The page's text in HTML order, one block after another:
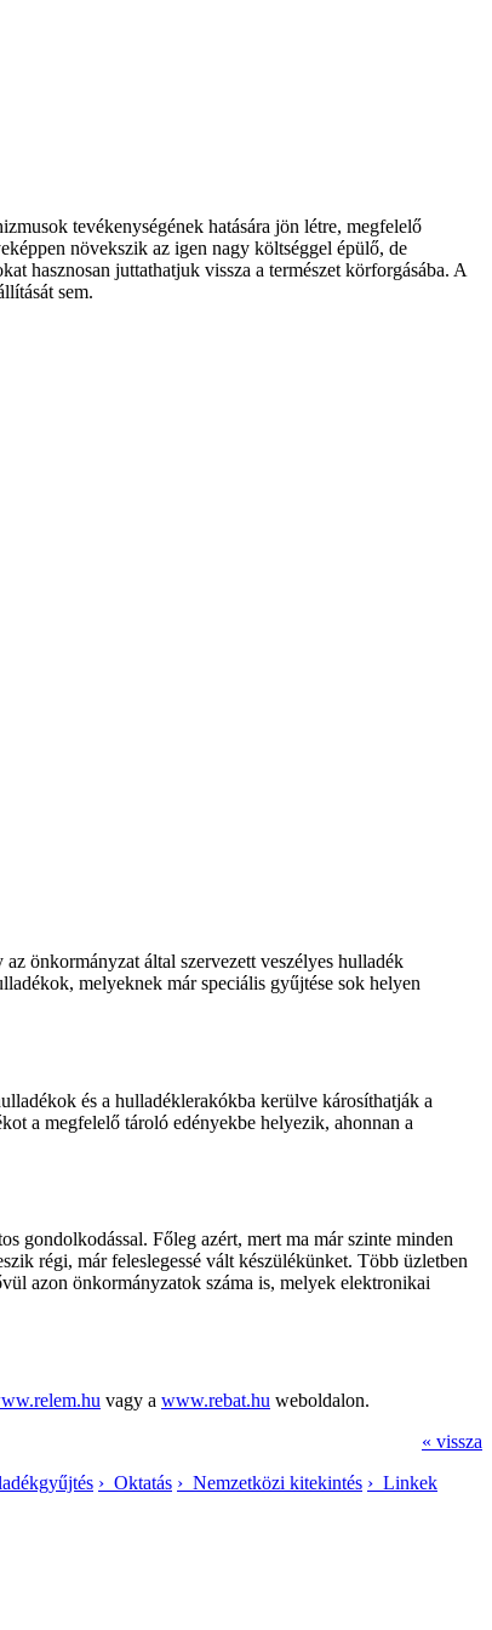
tevékenységének hatására jön létre, megfelelő
növekszik az igen nagy költséggel épülő, de
hasznosan juttathatjuk vissza a természet körforgásába. A
sem.
önkormányzat által szervezett veszélyes hulladék
melyeknek már speciális gyűjtése sok helyen
és a hulladéklerakókba kerülve károsíthatják a
a megfelelő tároló edényekbe helyezik, ahonnan a
gondolkodással. Főleg azért, mert ma már szinte minden
régi, már feleslegessé vált készülékünket. Több üzletben
azon önkormányzatok száma is, melyek elektronikai
vagy a www.rebat.hu weboldalon.
« vissza
› Oktatás › Nemzetközi kitekintés › Linkek